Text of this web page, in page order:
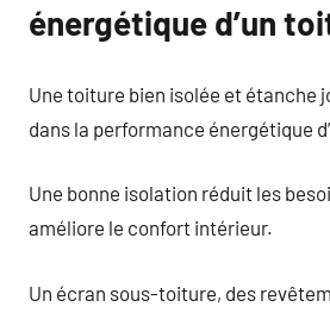
énergétique d’un
Une toiture bien isolée et étanche
dans la performance énergétique
Une bonne isolation réduit les
améliore le confort intérieur.
Un écran sous-toiture, des